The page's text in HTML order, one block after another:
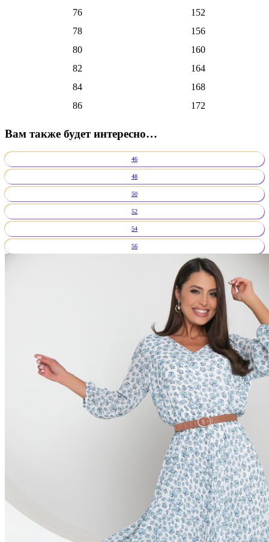
76
152
78
156
80
160
82
164
84
168
86
172
Вам также будет интересно…
46
48
50
52
54
56